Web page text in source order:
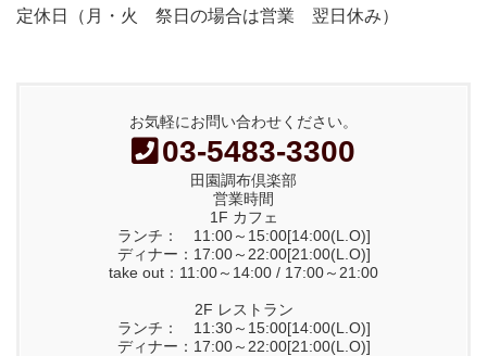
定休日（月・火 祭日の場合は営業 翌日休み）
お気軽にお問い合わせください。
03-5483-3300
田園調布倶楽部
営業時間
1F カフェ
ランチ： 11:00～15:00[14:00(L.O)]
ディナー：17:00～22:00[21:00(L.O)]
take out：11:00～14:00 / 17:00～21:00
2F レストラン
ランチ： 11:30～15:00[14:00(L.O)]
ディナー：17:00～22:00[21:00(L.O)]